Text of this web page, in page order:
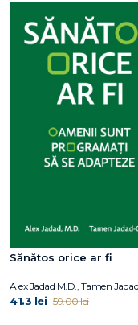
Sănătos orice ar fi
41.3 lei 59.00 lei